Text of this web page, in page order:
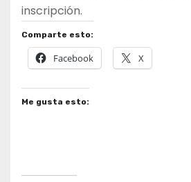
inscripción.
Comparte esto:
Facebook X
Me gusta esto: